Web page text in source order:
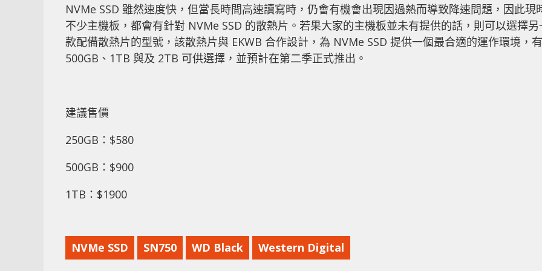
NVMe SSD 雖然速度快，但當長時間高速讀寫時，仍會有機會出現因過熱而導致降速問題，因此現
不少主機板，都會有針對 NVMe SSD 的散熱片。若果大家的主機板並未有提供的話，則可以選擇另
款配備散熱片的型號，該散熱片與 EKWB 合作設計，為 NVMe SSD 提供一個最合適的運作環境，有
500GB、1TB 與及 2TB 可供選擇，並預計在第二季正式推出。
建議售價
250GB：$580
500GB：$900
1TB：$1900
NVMe SSD SN750 WD Black Western Digital